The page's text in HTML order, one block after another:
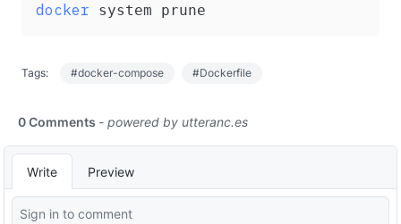
docker
Tags: #docker-compose #Dockerfile